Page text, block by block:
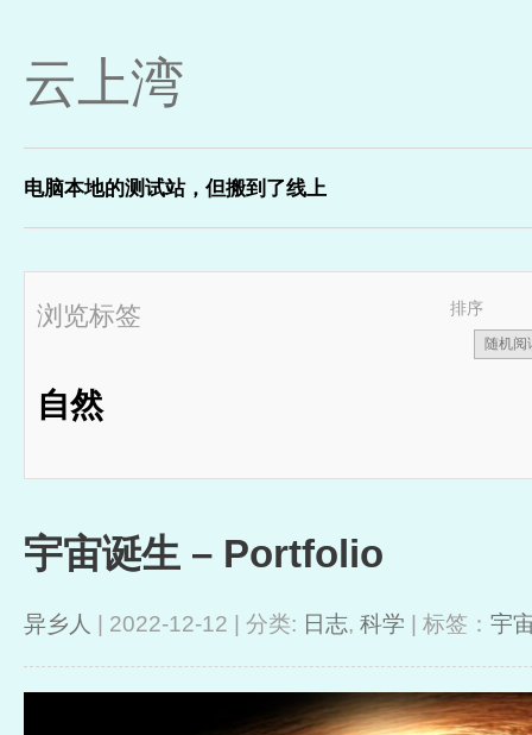
云上湾
电脑本地的测试站，但搬到了线上
排序
随机阅
浏览标签
自然
宇宙诞生 – Portfolio
异乡人 | 2022-12-12 | 分类: 日志, 科学 | 标签： 宇